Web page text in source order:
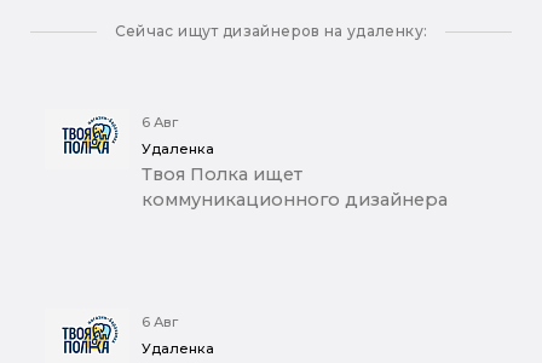
Сейчас ищут дизайнеров на удаленку:
6 Авг
Удаленка
Твоя Полка ищет
коммуникационного дизайнера
6 Авг
Удаленка